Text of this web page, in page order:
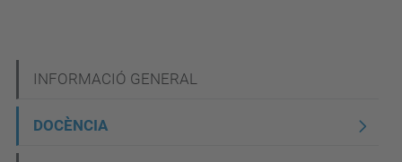
a
v
INFORMACIÓ GENERAL
DOCÈNCIA